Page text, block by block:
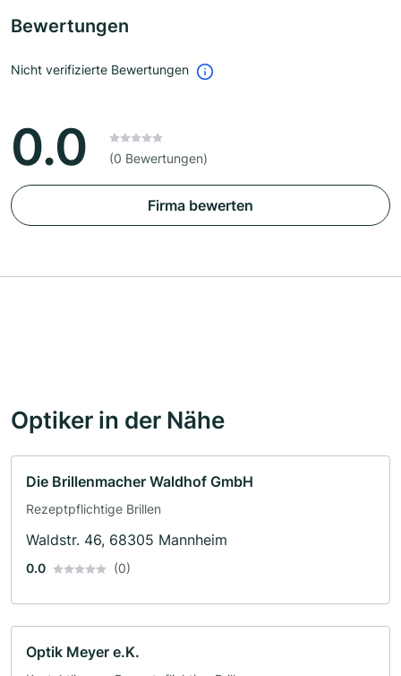
Bewertungen
Nicht verifizierte Bewertungen
0.0 (0 Bewertungen)
Firma bewerten
Optiker in der Nähe
Die Brillenmacher Waldhof GmbH
Rezeptpflichtige Brillen
Waldstr. 46, 68305 Mannheim
0.0 (0)
Optik Meyer e.K.